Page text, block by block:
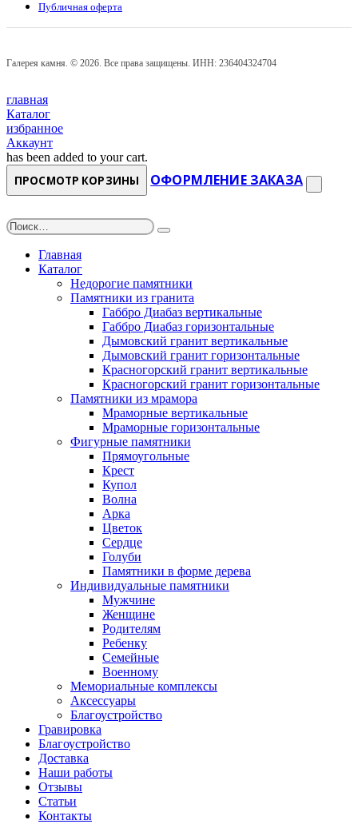
Публичная оферта
Галерея камня. © 2026. Все права защищены. ИНН: 236404324704
главная
Каталог
избранное
Аккаунт
has been added to your cart.
ПРОСМОТР КОРЗИНЫ ОФОРМЛЕНИЕ ЗАКАЗА
Главная
Каталог
Недорогие памятники
Памятники из гранита
Габбро Диабаз вертикальные
Габбро Диабаз горизонтальные
Дымовский гранит вертикальные
Дымовский гранит горизонтальные
Красногорский гранит вертикальные
Красногорский гранит горизонтальные
Памятники из мрамора
Мраморные вертикальные
Мраморные горизонтальные
Фигурные памятники
Прямоугольные
Крест
Купол
Волна
Арка
Цветок
Сердце
Голуби
Памятники в форме дерева
Индивидуальные памятники
Мужчине
Женщине
Родителям
Ребенку
Семейные
Военному
Мемориальные комплексы
Аксессуары
Благоустройство
Гравировка
Благоустройство
Доставка
Наши работы
Отзывы
Статьи
Контакты